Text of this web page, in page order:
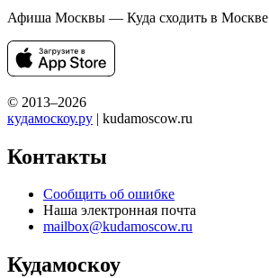
Афиша Москвы — Куда сходить в Москве
© 2013–2026
кудамоскоу.ру | kudamoscow.ru
Контакты
Сообщить об ошибке
Наша электронная почта
mailbox@kudamoscow.ru
Кудамоскоу